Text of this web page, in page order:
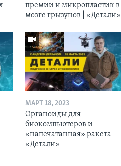
премии и микропластик в
мозге грызунов | «Детали»
МАРТ 18, 2023
Органоиды для
биокомпьютеров и
«напечатанная» ракета |
«Детали»